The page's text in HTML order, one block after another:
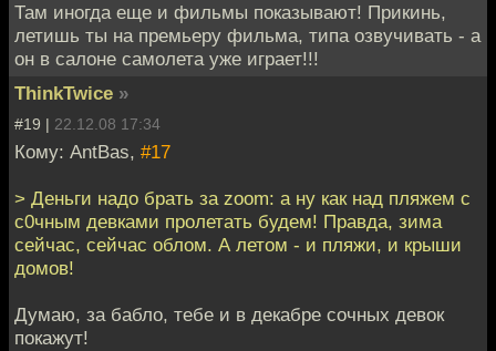
Там иногда еще и фильмы показывают! Прикинь,
летишь ты на премьеру фильма, типа озвучивать - а
он в салоне самолета уже играет!!!
ThinkTwice »
#19 | 22.12.08 17:34
Кому: AntBas, #17
> Деньги надо брать за zoom: а ну как над пляжем с
с0чным девками пролетать будем! Правда, зима
сейчас, сейчас облом. А летом - и пляжи, и крыши
домов!
Думаю, за бабло, тебе и в декабре сочных девок
покажут!